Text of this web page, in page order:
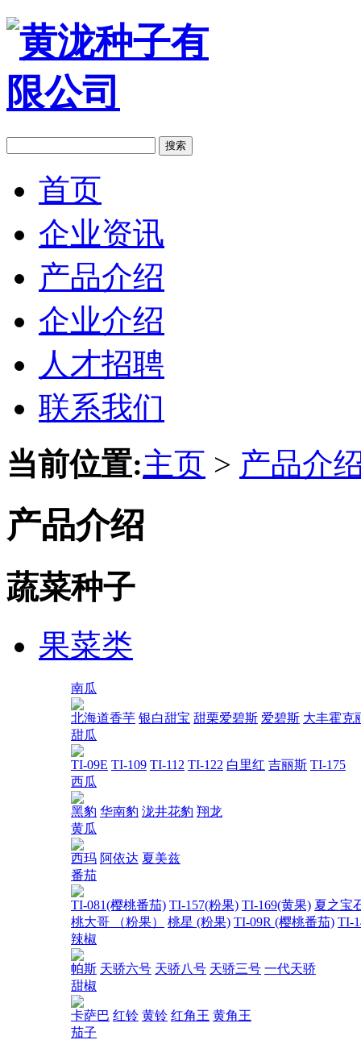
搜索
首页
企业资讯
产品介绍
企业介绍
人才招聘
联系我们
当前位置:主页 > 产品介
产品介绍
蔬菜种子
果菜类
南瓜
北海道香芋 银白甜宝 甜栗爱碧斯 爱碧斯 大丰霍克
甜瓜
TI-09E TI-109 TI-112 TI-122 白里红 吉丽斯 TI-175
西瓜
黑豹 华南豹 泷井花豹 翔龙
黄瓜
西玛 阿依达 夏美兹
番茄
TI-081(樱桃番茄) TI-157(粉果) TI-169(黄果) 夏之宝
桃大哥 （粉果）
桃星 (粉果) TI-09R (樱桃番茄) TI-
辣椒
帕斯 天骄六号 天骄八号 天骄三号 一代天骄
甜椒
卡萨巴 红铃 黄铃 红角王 黄角王
茄子